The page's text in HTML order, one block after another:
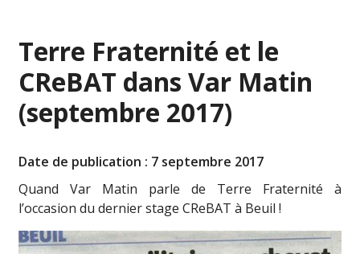
Terre Fraternité et le
CReBAT dans Var Matin
(septembre 2017)
Date de publication : 7 septembre 2017
Quand Var Matin parle de Terre Fraternité à
l’occasion du dernier stage CReBAT à Beuil !